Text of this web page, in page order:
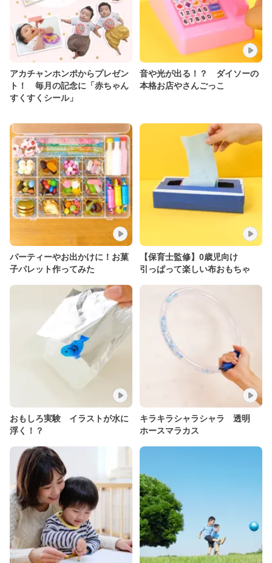
アカチャンホンポからプレゼン
ト！ 毎月の記念に「赤ちゃん
すくすくシール」
音や光が出る！？ ダイソーの
本格お店やさんごっこ
パーティーやお出かけに！お菓
子パレット作ってみた
【保育士監修】0歳児向け
引っぱって楽しい布おもちゃ
おもしろ実験 イラストが水に
浮く！？
キラキラシャラシャラ 透明
ホースマラカス